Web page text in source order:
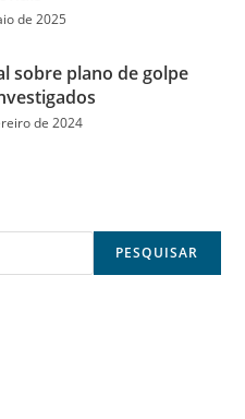
de 2025
sobre plano de golpe
de 2024
PESQUISAR